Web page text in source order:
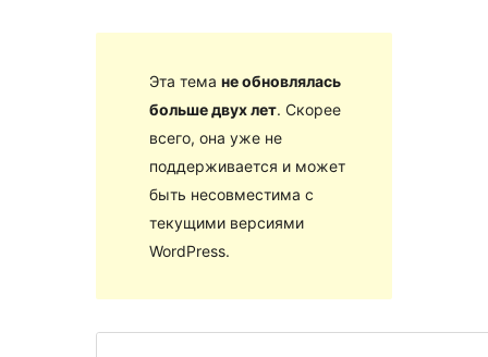
Эта тема не обновлялась
больше двух лет. Скорее
всего, она уже не
поддерживается и может
быть несовместима с
текущими версиями
WordPress.